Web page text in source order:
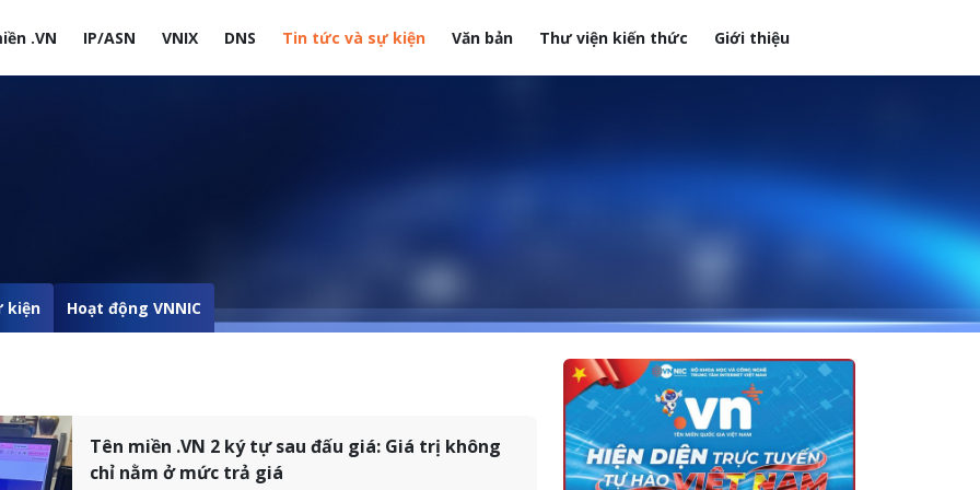
.VN IP/ASN VNIX DNS Tin tức và sự kiện Văn bản Thư viện kiến thức Giới thiệu
kiện Hoạt động VNNIC
Tên miền .VN 2 ký tự sau đấu giá: Giá trị không
chỉ nằm ở mức trả giá